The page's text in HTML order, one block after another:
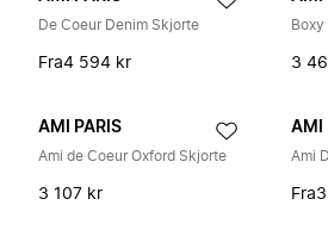
De Coeur Denim Skjorte
Fra4 594 kr 3
AMI PARIS
Ami de Coeur Oxford Skjorte
3 107 kr
AMI
Fra